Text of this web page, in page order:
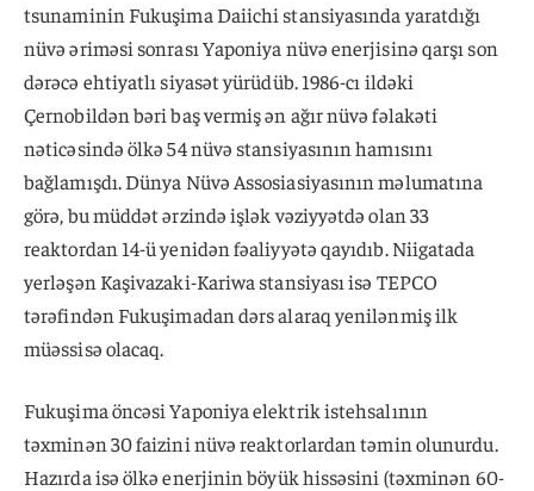
tsunaminin Fukuşima Daiichi stansiyasında yaratdığı
nüvə əriməsi sonrası Yaponiya nüvə enerjisinə qarşı son
dərəcə ehtiyatlı siyasət yürüdüb. 1986-cı ildəki
Çernobildən bəri baş vermiş ən ağır nüvə fəlakəti
nəticəsində ölkə 54 nüvə stansiyasının hamısını
bağlamışdı. Dünya Nüvə Assosiasiyasının məlumatına
görə, bu müddət ərzində işlək vəziyyətdə olan 33
reaktordan 14-ü yenidən fəaliyyətə qayıdıb. Niigatada
yerləşən Kaşivazaki-Kariwa stansiyası isə TEPCO
tərəfindən Fukuşimadan dərs alaraq yenilənmiş ilk
müəssisə olacaq.
Fukuşima öncəsi Yaponiya elektrik istehsalının
təxminən 30 faizini nüvə reaktorlardan təmin olunurdu.
Hazırda isə ölkə enerjinin böyük hissəsini (təxminən 60-